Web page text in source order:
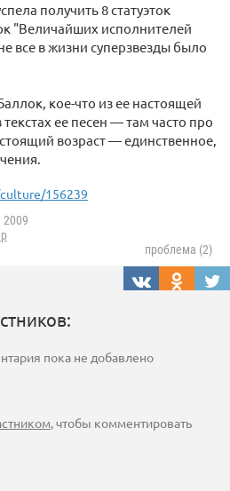
получить 8 статуэток
"Величайших исполнителей
все в жизни суперзвезды было
кое-что из ее настоящей
ее песен — там часто про
возраст — единственное,
156239
2009
проблема (2)
пока не добавлено
, чтобы комментировать